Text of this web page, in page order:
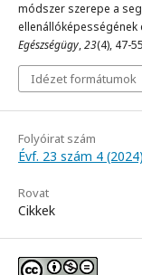
módszer szerepe a
Egészségügy,23(4), 47-
Idézet formátumok
Folyóirat szám
Évf. 23 szám 4
Rovat
Cikkek